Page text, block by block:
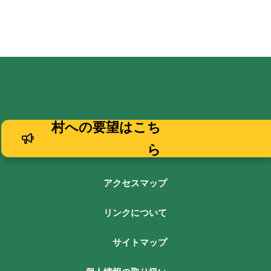
村への要望はこち
ら
アクセスマップ
リンクについて
サイトマップ